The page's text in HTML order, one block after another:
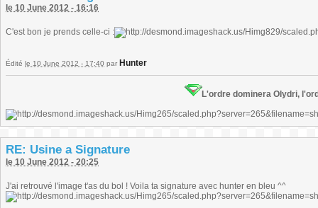
le 10 June 2012 - 16:16
C'est bon je prends celle-ci :
Édité le 10 June 2012 - 17:40 par Hunter
L'ordre dominera Olydri,
RE: Usine a Signature
le 10 June 2012 - 20:25
J'ai retrouvé l'image t'as du bol ! Voila ta signature avec hunter en bleu ^^